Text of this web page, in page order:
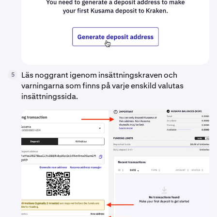
5
Läs noggrant igenom insättningskraven och
varningarna som finns på varje enskild valutas
insättningssida.